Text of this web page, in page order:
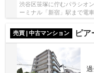
渋谷区笹塚に佇むパラシオ
ーミナル「新宿」駅まで電
売買 | 中古マンション
ピア